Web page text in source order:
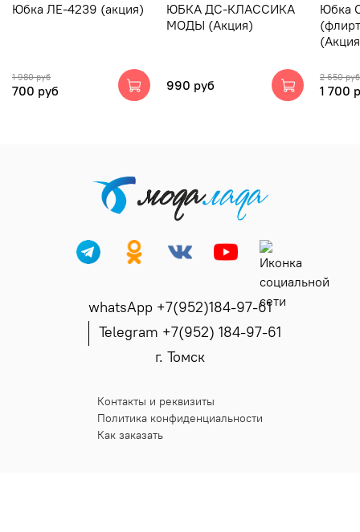
Юбка ЛЕ-4239 (акция)
1 980 руб
700 руб
ЮБКА ДС-КЛАССИКА
МОДЫ (Акция)
990 руб
Юбка
2 650 руб
1 700
whatsApp +7(952)184-97-61
Telegram +7(952) 184-97-61
г. Томск
Контакты и реквизиты
Политика конфиденциальности
Как заказать